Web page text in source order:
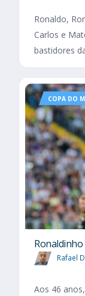
Ronaldo,
Carlos e
bastidores
COPA DO
Rafael
Aos 46